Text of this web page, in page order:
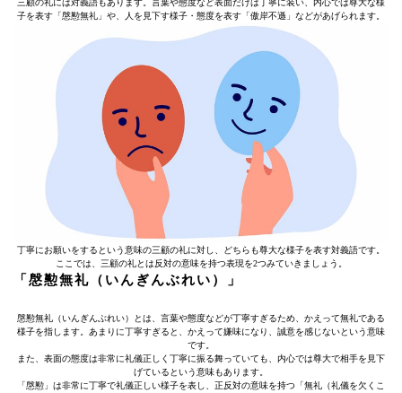
三顧の礼には対義語もあります。言葉や態度など表面だけは丁寧に装い、内心では尊大な様
子を表す「慇懃無礼」や、人を見下す様子・態度を表す「傲岸不遜」などがあげられます。
丁寧にお願いをするという意味の三顧の礼に対し、どちらも尊大な様子を表す対義語です。
ここでは、三顧の礼とは反対の意味を持つ表現を2つみていきましょう。
「慇懃無礼（いんぎんぶれい）」
慇懃無礼（いんぎんぶれい）とは、言葉や態度などが丁寧すぎるため、かえって無礼である
様子を指します。あまりに丁寧すぎると、かえって嫌味になり、誠意を感じないという意味
です。
また、表面の態度は非常に礼儀正しく丁寧に振る舞っていても、内心では尊大で相手を見下
げているという意味もあります。
「慇懃」は非常に丁寧で礼儀正しい様子を表し、正反対の意味を持つ「無礼（礼儀を欠くこ